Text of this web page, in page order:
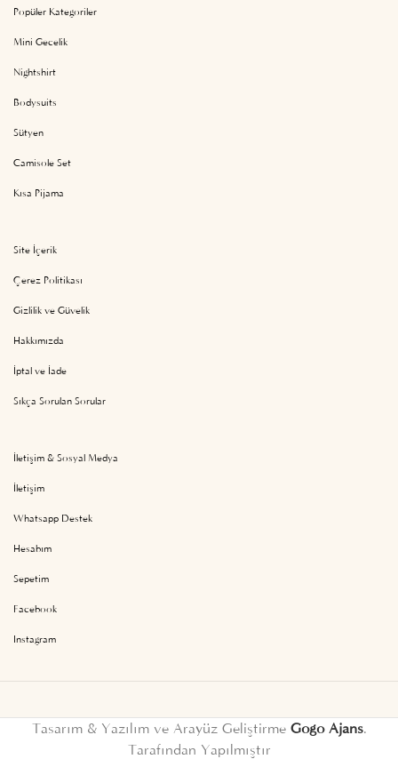
Popüler Kategoriler
Mini Gecelik
Nightshirt
Bodysuits
Sütyen
Camisole Set
Kısa Pijama
Site İçerik
Çerez Politikası
Gizlilik ve Güvelik
Hakkımızda
İptal ve İade
Sıkça Sorulan Sorular
İletişim & Sosyal Medya
İletişim
Whatsapp Destek
Hesabım
Sepetim
Facebook
Instagram
Tasarım & Yazılım ve Arayüz Geliştirme Gogo Ajans.
Tarafından Yapılmıştır